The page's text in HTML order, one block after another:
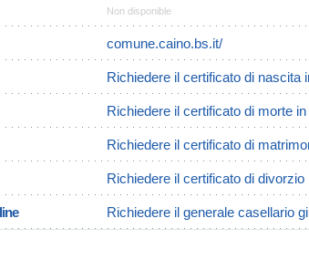
Non disponible
comune.caino.bs.it/
Richiedere il certificato di nascita
Richiedere il certificato di morte
Richiedere il certificato di
Richiedere il certificato di divorzio
Richiedere il generale casellario